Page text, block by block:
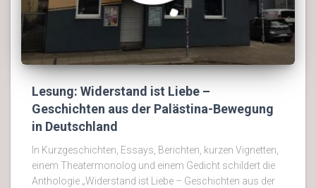
Lesung: Widerstand ist Liebe –
Geschichten aus der Palästina-Bewegung
in Deutschland
In Kurzgeschichten, Essays, Berichten, kurzen Vignetten,
einem Theatermonolog und einem Gedicht schildert die
Anthologie „Widerstand ist Liebe – Geschichten aus der